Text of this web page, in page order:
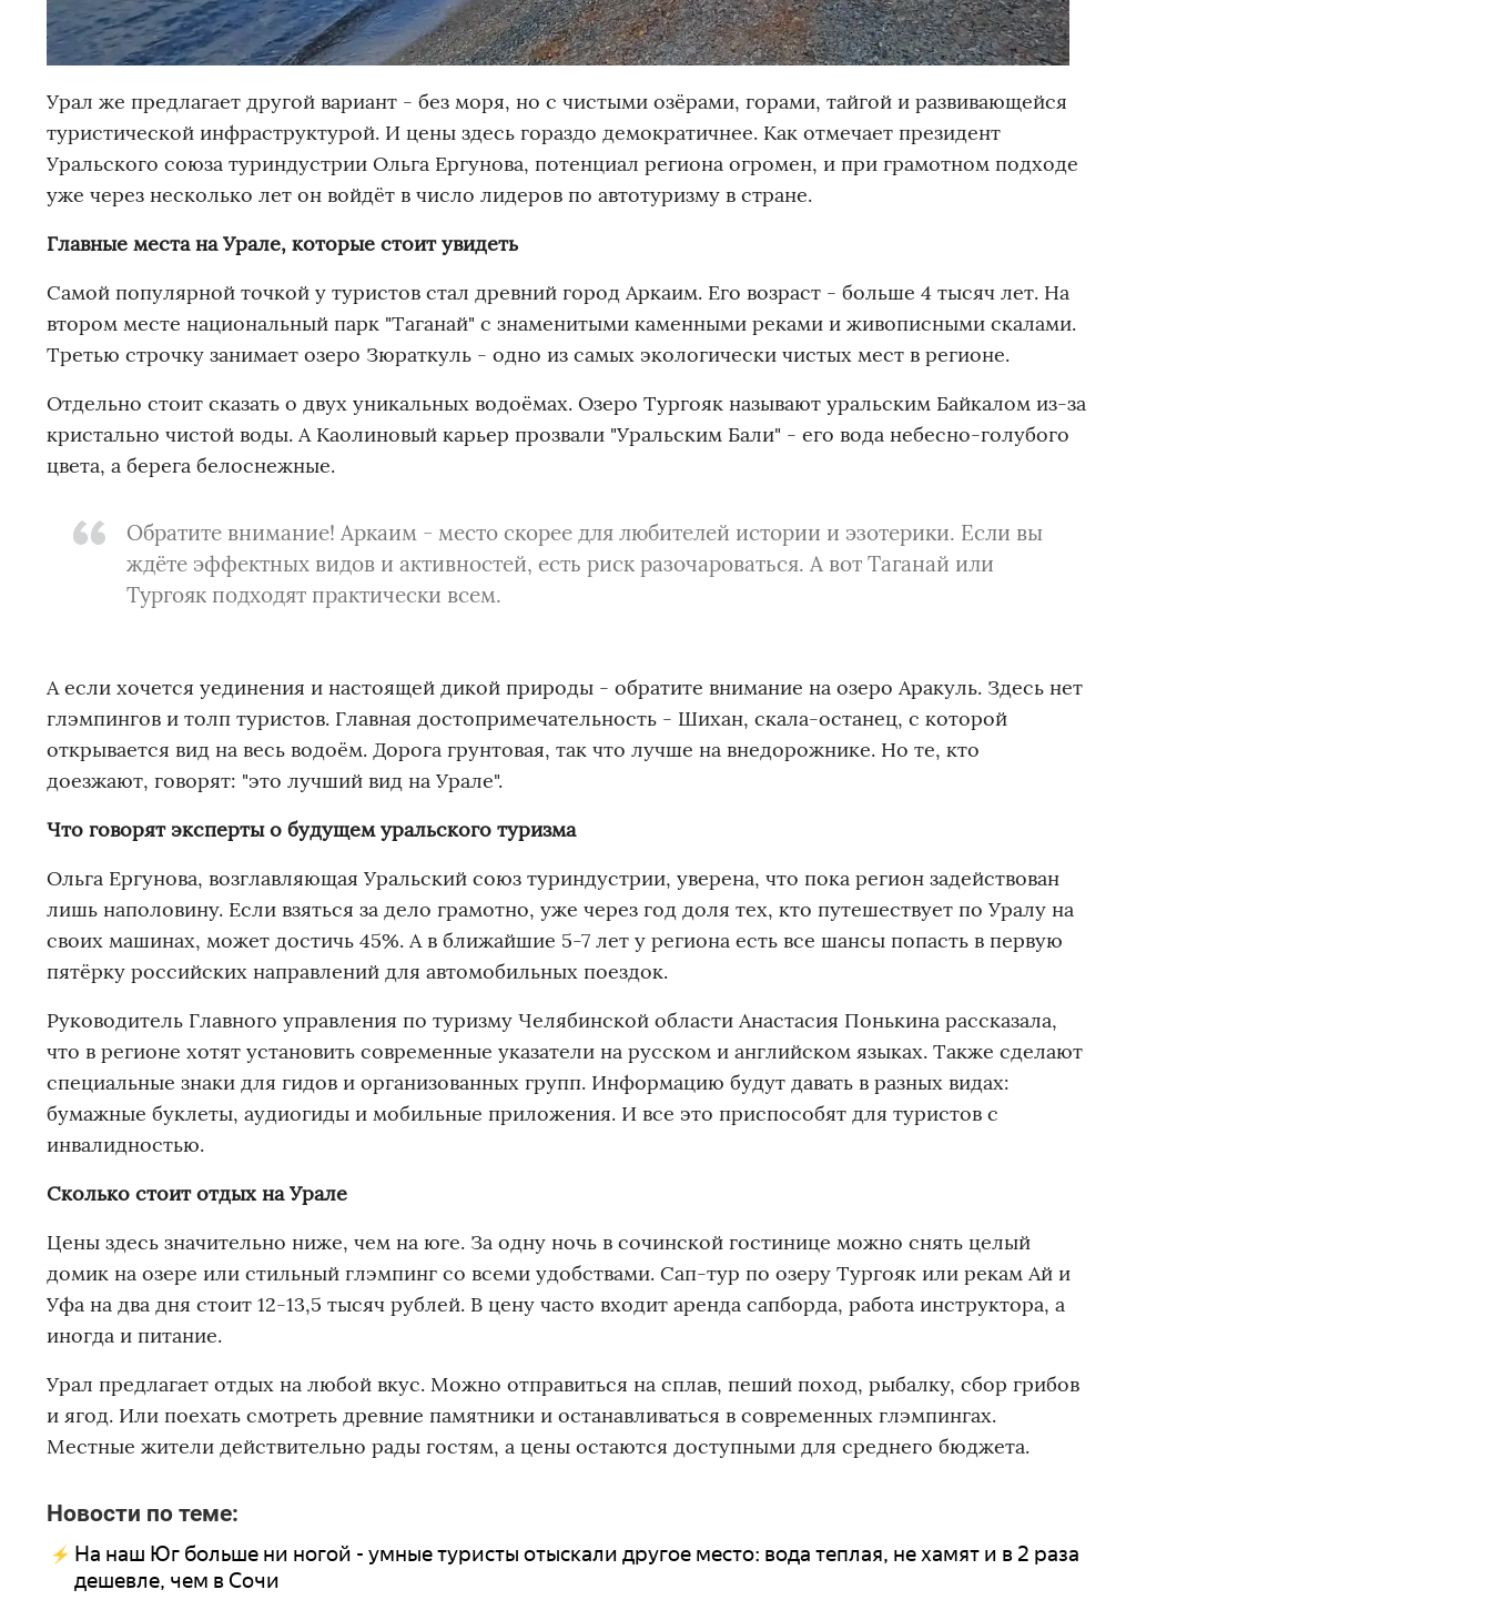
Урал же предлагает другой вариант - без моря, но с чистыми озёрами, горами, тайгой и развивающейся
туристической инфраструктурой. И цены здесь гораздо демократичнее. Как отмечает президент
Уральского союза туриндустрии Ольга Ергунова, потенциал региона огромен, и при грамотном подходе
уже через несколько лет он войдёт в число лидеров по автотуризму в стране.
Главные места на Урале, которые стоит увидеть
Самой популярной точкой у туристов стал древний город Аркаим. Его возраст - больше 4 тысяч лет. На
втором месте национальный парк "Таганай" с знаменитыми каменными реками и живописными скалами.
Третью строчку занимает озеро Зюраткуль - одно из самых экологически чистых мест в регионе.
Отдельно стоит сказать о двух уникальных водоёмах. Озеро Тургояк называют уральским Байкалом из-за
кристально чистой воды. А Каолиновый карьер прозвали "Уральским Бали" - его вода небесно-голубого
цвета, а берега белоснежные.
Обратите внимание! Аркаим - место скорее для любителей истории и эзотерики. Если вы
ждёте эффектных видов и активностей, есть риск разочароваться. А вот Таганай или
Тургояк подходят практически всем.
А если хочется уединения и настоящей дикой природы - обратите внимание на озеро Аракуль. Здесь нет
глэмпингов и толп туристов. Главная достопримечательность - Шихан, скала-останец, с которой
открывается вид на весь водоём. Дорога грунтовая, так что лучше на внедорожнике. Но те, кто
доезжают, говорят: "это лучший вид на Урале".
Что говорят эксперты о будущем уральского туризма
Ольга Ергунова, возглавляющая Уральский союз туриндустрии, уверена, что пока регион задействован
лишь наполовину. Если взяться за дело грамотно, уже через год доля тех, кто путешествует по Уралу на
своих машинах, может достичь 45%. А в ближайшие 5-7 лет у региона есть все шансы попасть в первую
пятёрку российских направлений для автомобильных поездок.
Руководитель Главного управления по туризму Челябинской области Анастасия Понькина рассказала,
что в регионе хотят установить современные указатели на русском и английском языках. Также сделают
специальные знаки для гидов и организованных групп. Информацию будут давать в разных видах:
бумажные буклеты, аудиогиды и мобильные приложения. И все это приспособят для туристов с
инвалидностью.
Сколько стоит отдых на Урале
Цены здесь значительно ниже, чем на юге. За одну ночь в сочинской гостинице можно снять целый
домик на озере или стильный глэмпинг со всеми удобствами. Сап-тур по озеру Тургояк или рекам Ай и
Уфа на два дня стоит 12-13,5 тысяч рублей. В цену часто входит аренда сапборда, работа инструктора, а
иногда и питание.
Урал предлагает отдых на любой вкус. Можно отправиться на сплав, пеший поход, рыбалку, сбор грибов
и ягод. Или поехать смотреть древние памятники и останавливаться в современных глэмпингах.
Местные жители действительно рады гостям, а цены остаются доступными для среднего бюджета.
Новости по теме:
На наш Юг больше ни ногой - умные туристы отыскали другое место: вода теплая, не хамят и в 2 раза
дешевле, чем в Сочи